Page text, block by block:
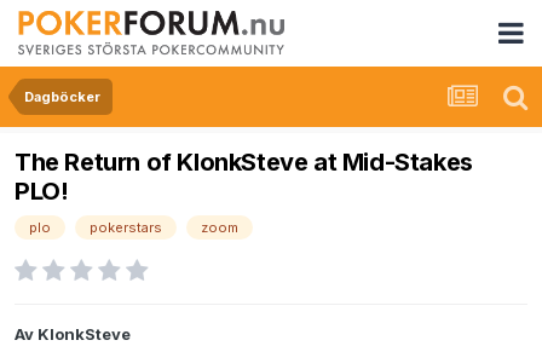
Dagböcker
The Return of KlonkSteve at Mid-Stakes
PLO!
plo pokerstars zoom
Av KlonkSteve